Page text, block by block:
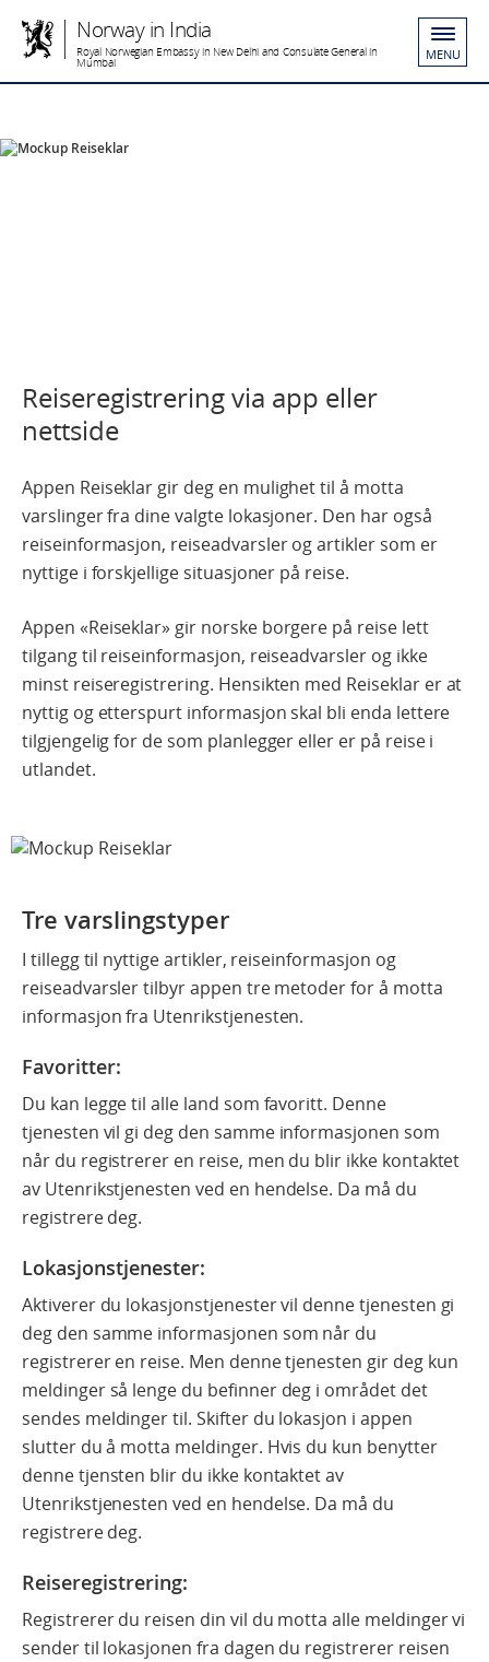
Norway in India
Royal Norwegian Embassy in New Delhi and Consulate General in
Mumbai MENU
Reiseregistrering via app eller
nettside
Appen Reiseklar gir deg en mulighet til å motta
varslinger fra dine valgte lokasjoner. Den har også
reiseinformasjon, reiseadvarsler og artikler som er
nyttige i forskjellige situasjoner på reise.
Appen «Reiseklar» gir norske borgere på reise lett
tilgang til reiseinformasjon, reiseadvarsler og ikke
minst reiseregistrering. Hensikten med Reiseklar er at
nyttig og etterspurt informasjon skal bli enda lettere
tilgjengelig for de som planlegger eller er på reise i
utlandet.
Tre varslingstyper
I tillegg til nyttige artikler, reiseinformasjon og
reiseadvarsler tilbyr appen tre metoder for å motta
informasjon fra Utenrikstjenesten.
Favoritter:
Du kan legge til alle land som favoritt. Denne
tjenesten vil gi deg den samme informasjonen som
når du registrerer en reise, men du blir ikke kontaktet
av Utenrikstjenesten ved en hendelse. Da må du
registrere deg.
Lokasjonstjenester:
Aktiverer du lokasjonstjenester vil denne tjenesten gi
deg den samme informasjonen som når du
registrerer en reise. Men denne tjenesten gir deg kun
meldinger så lenge du befinner deg i området det
sendes meldinger til. Skifter du lokasjon i appen
slutter du å motta meldinger. Hvis du kun benytter
denne tjensten blir du ikke kontaktet av
Utenrikstjenesten ved en hendelse. Da må du
registrere deg.
Reiseregistrering:
Registrerer du reisen din vil du motta alle meldinger vi
sender til lokasjonen fra dagen du registrerer reisen